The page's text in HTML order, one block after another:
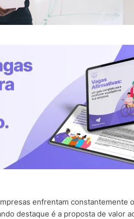
enfrentam constantemente
destaque é a proposta de valor